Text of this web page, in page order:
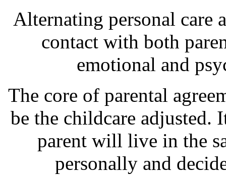
Alternating personal care
contact with both
emotional and
The core of parental
be the childcare adjusted.
parent will live in the
personally and